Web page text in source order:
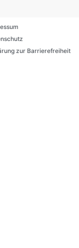
zur Barrierefreiheit